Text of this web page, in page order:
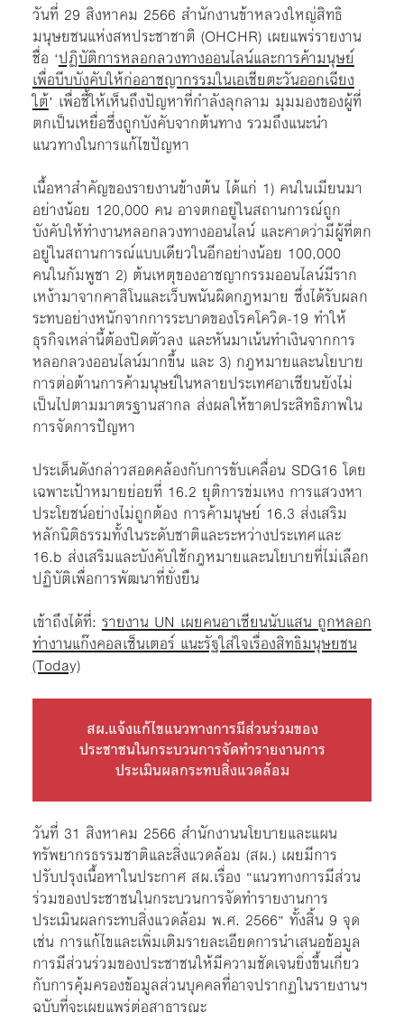
วันที่ 29 สิงหาคม 2566 สำนักงานข้าหลวงใหญ่สิทธิ
มนุษยชนแห่งสหประชาชาติ (OHCHR) เผยแพร่รายงาน
ชื่อ ‘ปฏิบัติการหลอกลวงทางออนไลน์และการค้ามนุษย์
เพื่อบีบบังคับให้ก่ออาชญากรรมในเอเชียตะวันออกเฉียง
ใต้’ เพื่อชี้ให้เห็นถึงปัญหาที่กำลังลุกลาม มุมมองของผู้ที่
ตกเป็นเหยื่อซึ่งถูกบังคับจากต้นทาง รวมถึงแนะนำ
แนวทางในการแก้ไขปัญหา
เนื้อหาสำคัญของรายงานข้างต้น ได้แก่ 1) คนในเมียนมา
อย่างน้อย 120,000 คน อาจตกอยู่ในสถานการณ์ถูก
บังคับให้ทำงานหลอกลวงทางออนไลน์ และคาดว่ามีผู้ที่ตก
อยู่ในสถานการณ์แบบเดียวในอีกอย่างน้อย 100,000
คนในกัมพูชา 2) ต้นเหตุของอาชญากรรมออนไลน์มีราก
เหง้ามาจากคาสิโนและเว็บพนันผิดกฎหมาย ซึ่งได้รับผลก
ระทบอย่างหนักจากการระบาดของโรคโควิด-19 ทำให้
ธุรกิจเหล่านี้ต้องปิดตัวลง และหันมาเน้นทำเงินจากการ
หลอกลวงออนไลน์มากขึ้น และ 3) กฎหมายและนโยบาย
การต่อต้านการค้ามนุษย์ในหลายประเทศอาเซียนยังไม่
เป็นไปตามมาตรฐานสากล ส่งผลให้ขาดประสิทธิภาพใน
การจัดการปัญหา
ประเด็นดังกล่าวสอดคล้องกับการขับเคลื่อน SDG16 โดย
เฉพาะเป้าหมายย่อยที่ 16.2 ยุติการข่มเหง การแสวงหา
ประโยชน์อย่างไม่ถูกต้อง การค้ามนุษย์ 16.3 ส่งเสริม
หลักนิติธรรมทั้งในระดับชาติและระหว่างประเทศ และ
16.b ส่งเสริมและบังคับใช้กฎหมายและนโยบายที่ไม่เลือก
ปฏิบัติเพื่อการพัฒนาที่ยั่งยืน
เข้าถึงได้ที่: รายงาน UN เผยคนอาเซียนนับแสน ถูกหลอก
ทำงานแก๊งคอลเซ็นเตอร์ แนะรัฐใส่ใจเรื่องสิทธิมนุษยชน
(Today)
สผ.แจ้งแก้ไขแนวทางการมีส่วนร่วมของ
ประชาชนในกระบวนการจัดทำรายงานการ
ประเมินผลกระทบสิ่งแวดล้อม
วันที่ 31 สิงหาคม 2566 สำนักงานนโยบายและแผน
ทรัพยากรธรรมชาติและสิ่งแวดล้อม (สผ.) เผยมีการ
ปรับปรุงเนื้อหาในประกาศ สผ.เรื่อง “แนวทางการมีส่วน
ร่วมของประชาชนในกระบวนการจัดทำรายงานการ
ประเมินผลกระทบสิ่งแวดล้อม พ.ศ. 2566” ทั้งสิ้น 9 จุด
เช่น การแก้ไขและเพิ่มเติมรายละเอียดการนำเสนอข้อมูล
การมีส่วนร่วมของประชาชนให้มีความชัดเจนยิ่งขึ้นเกี่ยว
กับการคุ้มครองข้อมูลส่วนบุคคลที่อาจปรากฏในรายงานฯ
ฉบับที่จะเผยแพร่ต่อสาธารณะ